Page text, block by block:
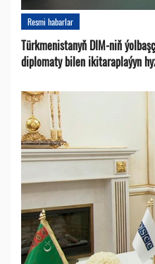
Resmi habarlar
Türkmenistanyň DIM-niň
diplomaty bilen ikitaraplaýyn